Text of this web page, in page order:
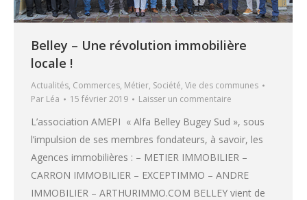
Belley – Une révolution immobilière
locale !
Actualités, Commerces, Métier, Société, Vie des communes
Par Léa 15 février 2019 Laisser un commentaire
L’association AMEPI « Alfa Belley Bugey Sud », sous
l’impulsion de ses membres fondateurs, à savoir, les
Agences immobilières : – METIER IMMOBILIER –
CARRON IMMOBILIER – EXCEPTIMMO – ANDRE
IMMOBILIER – ARTHURIMMO.COM BELLEY vient de